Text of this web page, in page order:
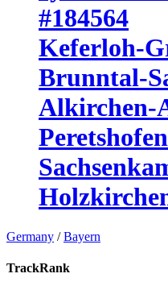
#184564
Keferloh-
Brunntal-
Alkirchen-
Germany /Bayern
TrackRank